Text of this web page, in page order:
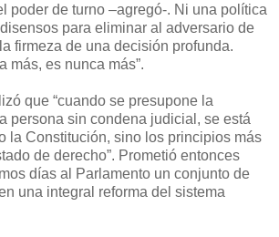
poder de turno –agregó-. Ni una política
para eliminar al adversario de
firmeza de una decisión profunda.
más, es nunca más”.
que “cuando se presupone la
persona sin condena judicial, se está
la Constitución, sino los principios más
de derecho”. Prometió entonces
días al Parlamento un conjunto de
una integral reforma del sistema